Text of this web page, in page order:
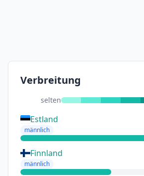
Verbreitung
selten
Estland
männlich
Finnland
männlich